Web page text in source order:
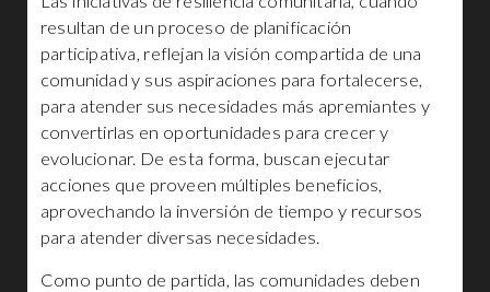
resultan de un proceso de planificación
participativa, reflejan la visión compartida de una
comunidad y sus aspiraciones para fortalecerse,
para atender sus necesidades más apremiantes y
convertirlas en oportunidades para crecer y
evolucionar. De esta forma, buscan ejecutar
acciones que proveen múltiples beneficios,
aprovechando la inversión de tiempo y recursos
para atender diversas necesidades.
Como punto de partida, las comunidades deben